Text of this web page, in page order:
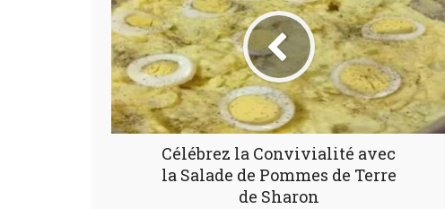
Célébrez la Convivialité avec
la Salade de Pommes de Terre
de Sharon